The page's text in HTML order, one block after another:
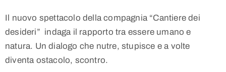
Il nuovo spettacolo della compagnia “Cantiere dei
desideri” indaga il rapporto tra essere umano e
natura. Un dialogo che nutre, stupisce e a volte
diventa ostacolo, scontro.